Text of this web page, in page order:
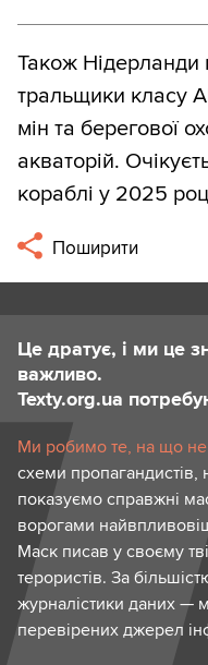
Також Нідерланди
тральщики класу
мін та берегової
акваторій.
кораблі у 2025
Поширити
Це дратує, і ми це
важливо.
Texty.org.ua
Ми робимо те, на що не
схеми пропагандистів,
показуємо справжні
ворогами
Маск писав у своєму
терористів. За
журналістики даних —
перевірених джерел